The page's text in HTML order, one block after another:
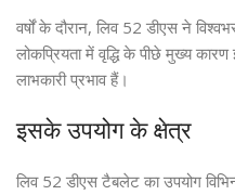
वर्षों के दौरान, लिव 52 डीएस ने
लोकप्रियता में वृद्धि के पीछे मुख्य
लाभकारी प्रभाव हैं।
इसके उपयोग के क्षेत्र
लिव 52 डीएस टैबलेट का उपयोग